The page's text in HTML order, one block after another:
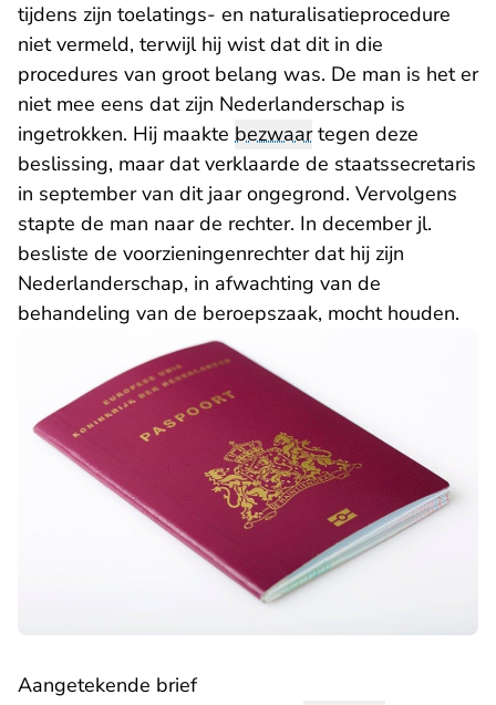
tijdens zijn toelatings- en naturalisatieprocedure
niet vermeld, terwijl hij wist dat dit in die
procedures van groot belang was. De man is het er
niet mee eens dat zijn Nederlanderschap is
ingetrokken. Hij maakte bezwaartegen deze
beslissing, maar dat verklaarde de staatssecretaris
in september van dit jaar ongegrond. Vervolgens
stapte de man naar de rechter. In december jl.
besliste de voorzieningenrechterdat hij zijn
Nederlanderschap, in afwachting van de
behandeling van de beroepszaak, mocht houden.
Aangetekende brief